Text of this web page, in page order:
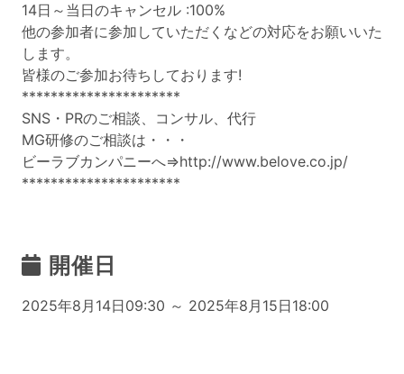
14日～当日のキャンセル :100%
他の参加者に参加していただくなどの対応をお願いいた
します。
皆様のご参加お待ちしております!
**********************
SNS・PRのご相談、コンサル、代行
MG研修のご相談は・・・
ビーラブカンパニーへ⇒http://www.belove.co.jp/
**********************
開催日
2025年8月14日09:30 ～ 2025年8月15日18:00